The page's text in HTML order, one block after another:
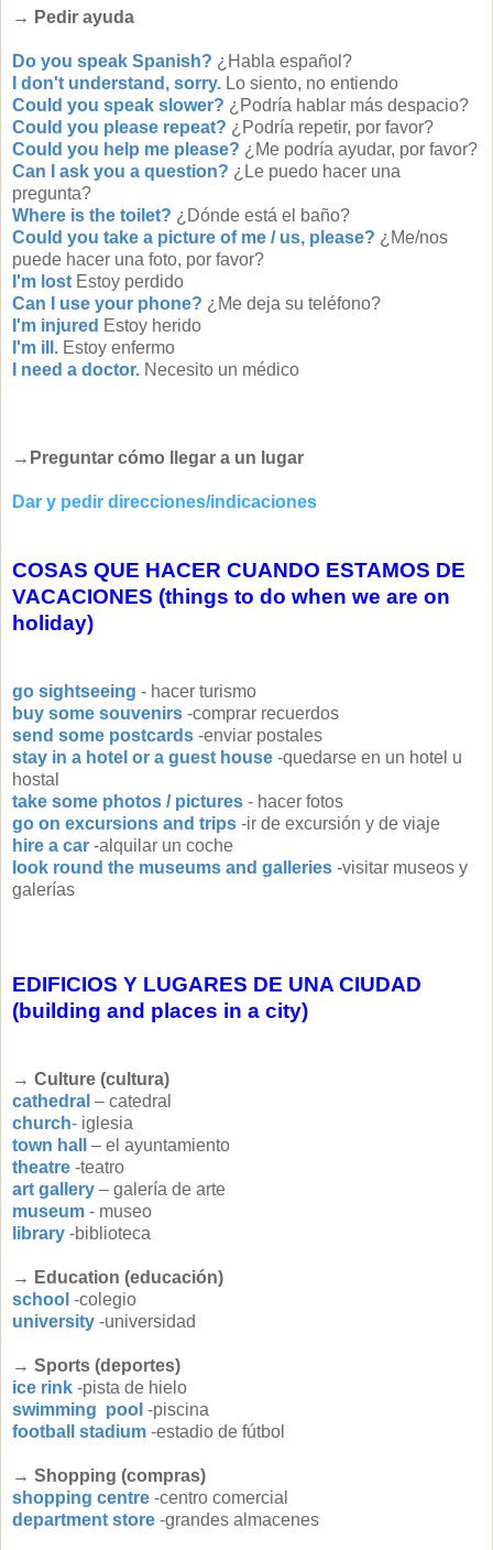
→ Pedir ayuda
Do you speak Spanish? ¿Habla español?
I don't understand, sorry. Lo siento, no entiendo
Could you speak slower? ¿Podría hablar más despacio?
Could you please repeat? ¿Podría repetir, por favor?
Could you help me please? ¿Me podría ayudar, por favor?
Can I ask you a question? ¿Le puedo hacer una
pregunta?
Where is the toilet? ¿Dónde está el baño?
Could you take a picture of me / us, please? ¿Me/nos
puede hacer una foto, por favor?
I'm lost Estoy perdido
Can I use your phone? ¿Me deja su teléfono?
I'm injured Estoy herido
I'm ill. Estoy enfermo
I need a doctor. Necesito un médico
→Preguntar cómo llegar a un lugar
Dar y pedir direcciones/indicaciones
COSAS QUE HACER CUANDO ESTAMOS DE
VACACIONES (things to do when we are on
holiday)
go sightseeing- hacer turismo
buy some souvenirs-comprar recuerdos
send some postcards-enviar postales
stay in a hotel or a guest house-quedarse en un hotel u
hostal
take some photos / pictures- hacer fotos
go on excursions and trips-ir de excursión y de viaje
hire a car-alquilar un coche
look round the museums and galleries-visitar museos y
galerías
EDIFICIOS Y LUGARES DE UNA CIUDAD
(building and places in a city)
→Culture (cultura)
cathedral – catedral
church- iglesia
town hall
– el ayuntamiento
theatre -teatro
art gallery – galería de arte
museum - museo
library -biblioteca
→ Education (educación)
school -colegio
university -universidad
→Sports (deportes)
ice rink -pista de hielo
swimming pool-piscina
football stadium-estadio de fútbol
→Shopping (compras)
shopping centre-centro comercial
department store -grandes almacenes